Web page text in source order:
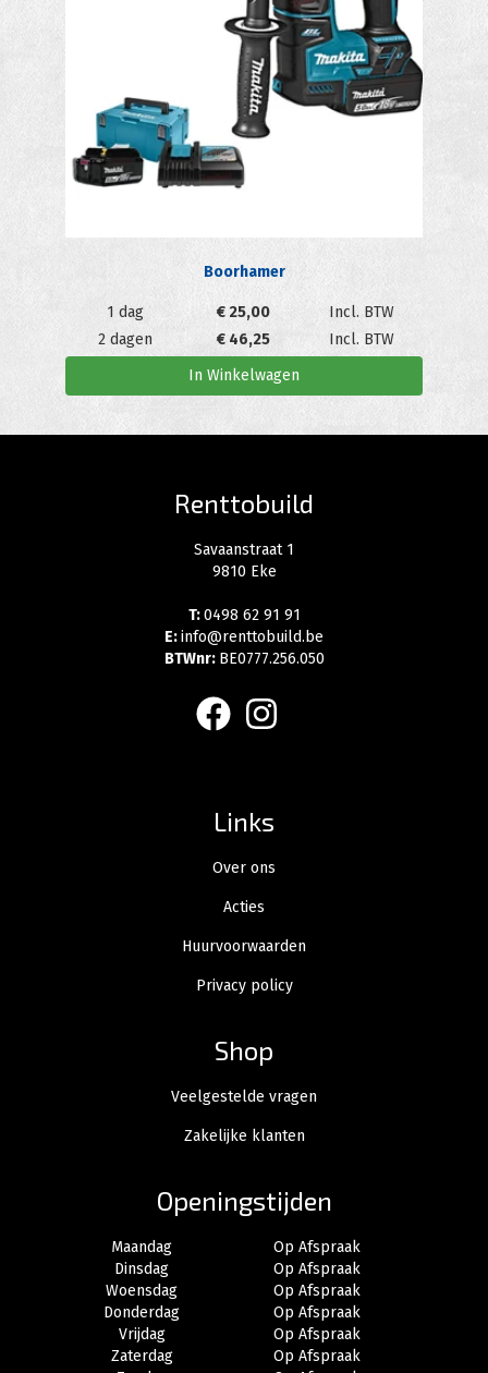
Boorhamer
1 dag € 25,00
Incl. BTW
2 dagen
€ 46,25
Incl. BTW
In Winkelwagen
Renttobuild
Savaanstraat 1
9810 Eke
T:0498 62 91 91
E:info@renttobuild.be
BTWnr: BE0777.256.050
Links
Over ons
Acties
Huurvoorwaarden
Privacy policy
Shop
Veelgestelde vragen
Zakelijke klanten
Openingstijden
Maandag
Dinsdag
Woensdag
Donderdag
Vrijdag
Zaterdag
Op Afspraak
Op Afspraak
Op Afspraak
Op Afspraak
Op Afspraak
Op Afspraak